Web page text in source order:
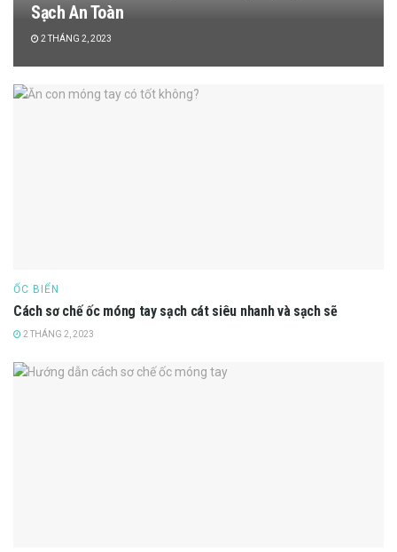
Sạch An Toàn
2 THÁNG 2, 2023
ỐC BIỂN
Cách sơ chế ốc móng tay sạch cát siêu nhanh và sạch sẽ
2 THÁNG 2, 2023